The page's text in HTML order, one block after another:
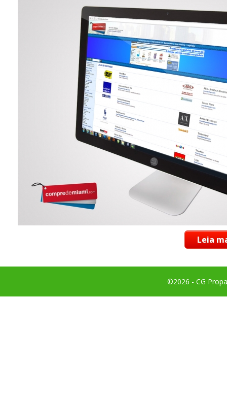
Leia
©2026 - CG